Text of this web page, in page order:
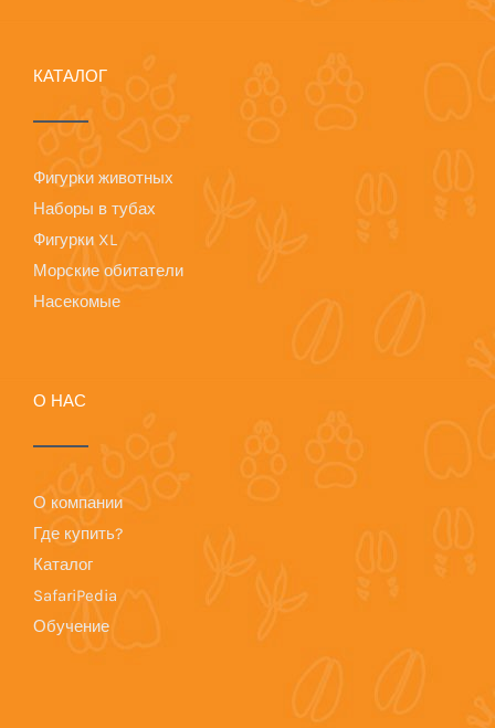
КАТАЛОГ
Фигурки животных
Наборы в тубах
Фигурки XL
Морские обитатели
Насекомые
О НАС
О компании
Где купить?
Каталог
SafariPedia
Обучение